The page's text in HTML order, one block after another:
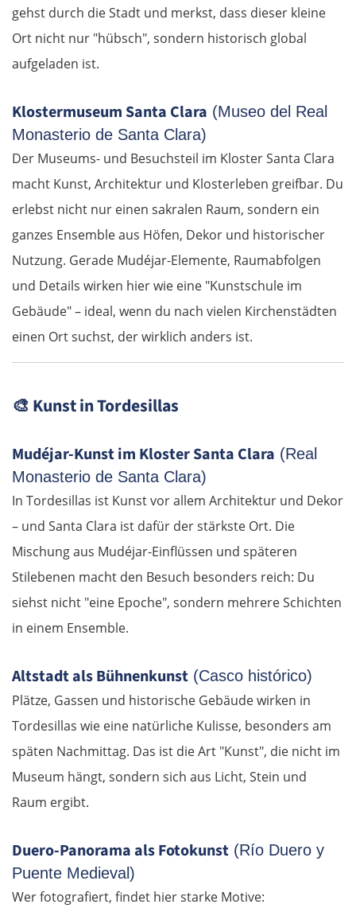
gehst durch die Stadt und merkst, dass dieser kleine
Ort nicht nur "hübsch", sondern historisch global
aufgeladen ist.
Klostermuseum Santa Clara (Museo del Real
Monasterio de Santa Clara)
Der Museums- und Besuchsteil im Kloster Santa Clara
macht Kunst, Architektur und Klosterleben greifbar. Du
erlebst nicht nur einen sakralen Raum, sondern ein
ganzes Ensemble aus Höfen, Dekor und historischer
Nutzung. Gerade Mudéjar-Elemente, Raumabfolgen
und Details wirken hier wie eine "Kunstschule im
Gebäude" – ideal, wenn du nach vielen Kirchenstädten
einen Ort suchst, der wirklich anders ist.
🎨 Kunst in Tordesillas
Mudéjar-Kunst im Kloster Santa Clara (Real
Monasterio de Santa Clara)
In Tordesillas ist Kunst vor allem Architektur und Dekor
– und Santa Clara ist dafür der stärkste Ort. Die
Mischung aus Mudéjar-Einflüssen und späteren
Stilebenen macht den Besuch besonders reich: Du
siehst nicht "eine Epoche", sondern mehrere Schichten
in einem Ensemble.
Altstadt als Bühnenkunst (Casco histórico)
Plätze, Gassen und historische Gebäude wirken in
Tordesillas wie eine natürliche Kulisse, besonders am
späten Nachmittag. Das ist die Art "Kunst", die nicht im
Museum hängt, sondern sich aus Licht, Stein und
Raum ergibt.
Duero-Panorama als Fotokunst (Río Duero y
Puente Medieval)
Wer fotografiert, findet hier starke Motive:
OSTROUTE
Estland
Pärnu
Lettland
Salacgrīva
Jelgava